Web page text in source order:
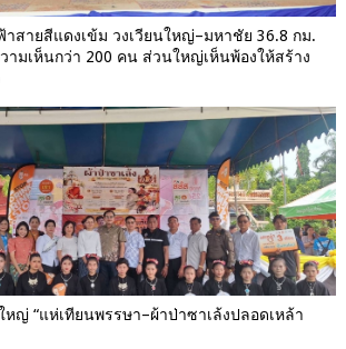
าสายสีแดงเข้ม วงเวียนใหญ่–มหาชัย 36.8 กม.
มเห็นกว่า 200 คน ส่วนใหญ่เห็นพ้องให้สร้าง
ญ่ “แห่เทียนพรรษา–ผ้าป่าซาเล้งปลอดเหล้า